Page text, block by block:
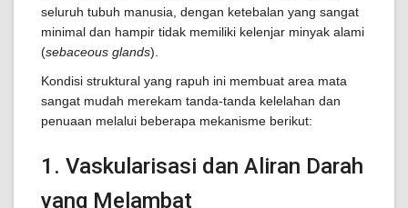
seluruh tubuh manusia, dengan ketebalan yang sangat
minimal dan hampir tidak memiliki kelenjar minyak alami
(sebaceous glands).
Kondisi struktural yang rapuh ini membuat area mata
sangat mudah merekam tanda-tanda kelelahan dan
penuaan melalui beberapa mekanisme berikut:
1. Vaskularisasi dan Aliran Darah
yang Melambat